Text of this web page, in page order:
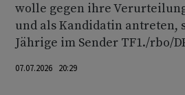
wolle gegen ihre
und als Kandidatin antreten,
Jährige im Sender TF1./rbo/
07.07.2026 20:29